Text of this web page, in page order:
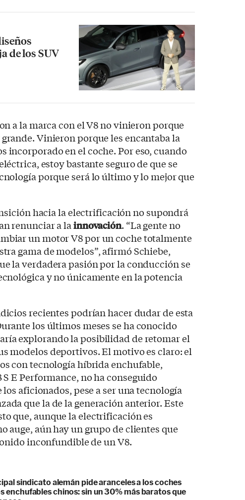
de los SUV
a la marca con el V8 no vinieron porque
Vinieron porque les encantaba la
incorporado en el coche. Por eso, cuando
estoy bastante seguro de que se
porque será lo último y lo mejor que
hacia la electrificación no supondrá
renunciar a lainnovación. “La gente no
un motor V8 por un coche totalmente
gama de modelos”, afirmó Schiebe,
la verdadera pasión por la conducción se
y no únicamente en la potencia
recientes podrían hacer dudar de esta
los últimos meses se ha conocido
explorando la posibilidad de retomar el
modelos deportivos. El motivo es claro: el
con tecnología híbrida enchufable,
E Performance, no ha conseguido
aficionados, pese a ser una tecnología
que la de la generación anterior. Este
que, aunque la electrificación es
auge, aún hay un grupo de clientes que
inconfundible de un V8.
sindicato alemán pide aranceles a los coches
enchufables chinos: sin un 30% más baratos que